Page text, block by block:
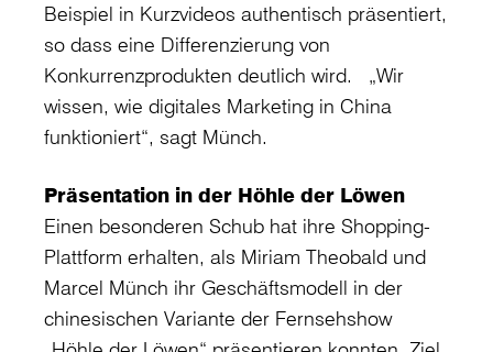
Beispiel in Kurzvideos authentisch präsentiert,
so dass eine Differenzierung von
Konkurrenzprodukten deutlich wird. „Wir
wissen, wie digitales Marketing in China
funktioniert“, sagt Münch.
Präsentation in der Höhle der Löwen
Einen besonderen Schub hat ihre Shopping-
Plattform erhalten, als Miriam Theobald und
Marcel Münch ihr Geschäftsmodell in der
chinesischen Variante der Fernsehshow